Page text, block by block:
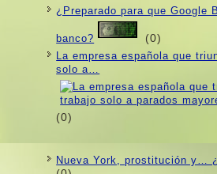
¿Preparado para que Google
banco? (0)
La empresa española que
solo a…
(0)
Nueva York, prostitución y…